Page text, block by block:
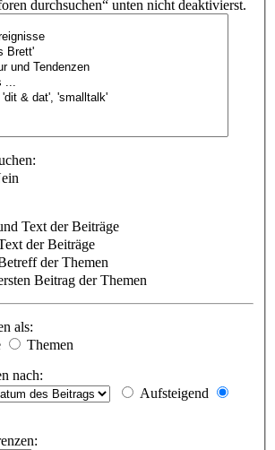
durchsuchen“ unten nicht deaktivierst.
Text der Beiträge
der Beiträge
der Themen
Beitrag der Themen
als:
Themen
nach:
Aufsteigend